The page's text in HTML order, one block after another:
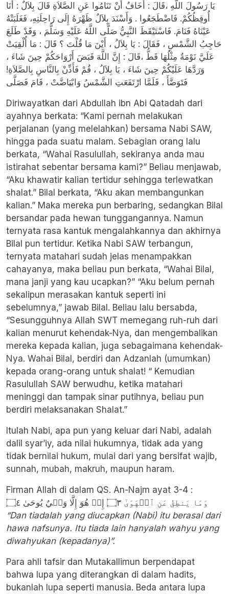
يَا رَسُولَ اللَّهِ ،قَالَ : أَخَافُ أَنْ تَنَامُوا عَنِ الصَّلاَةِ قَالَ بِلاَلٌ : أَنَا
أُوقِظُكُمْ. فَاضْطَجَعُوا . وَأَسْنَدَ بِلاَلٌ ظَهْرَهُ إِلَى رَاحِلَتِهِ، فَغَلَبَتْهُ
عَيْنَاهُ فَنَامَ. فَاسْتَيْقَظَ النَّبِيُّ صَلَّى اللَّهُ عَلَيْهِ وَسَلَّمَ ، وَقَدْ طَلَعَ
حَاجِبُ الشَّمْسِ ، فَقَالَ : يَا بِلاَلُ ، أَيْنَ مَا قُلْتَ ؟ قَالَ : مَا أُلْقِيَتْ
عَلَيَّ نَوْمَةٌ مِثْلُهَا قَطُّ ،قَالَ : إِنَّ اللَّهَ قَبَضَ أَرْوَاحَكُمْ حِينَ شَاءَ ،
وَرَدَّهَا عَلَيْكُمْ حِينَ شَاءَ ، يَا بِلاَلُ ، قُمْ فَأَذِّنْ بِالنَّاسِ بِالصَّلاَةِ!
فَتَوَضَّأَ ، فَلَمَّا ارْتَفَعَتِ الشَّمْسُ وَابْيَاضَّتْ ، قَامَ فَصَلَّى
Diriwayatkan dari Abdullah ibn Abi Qatadah dari
ayahnya berkata: “Kami pernah melakukan
perjalanan (yang melelahkan) bersama Nabi SAW,
hingga pada suatu malam. Sebagian orang lalu
berkata, “Wahai Rasulullah, sekiranya anda mau
istirahat sebentar bersama kami?” Beliau menjawab,
“Aku khawatir kalian tertidur sehingga terlewatkan
shalat.” Bilal berkata, “Aku akan membangunkan
kalian.” Maka mereka pun berbaring, sedangkan Bilal
bersandar pada hewan tunggangannya. Namun
ternyata rasa kantuk mengalahkannya dan akhirnya
Bilal pun tertidur. Ketika Nabi SAW terbangun,
ternyata matahari sudah jelas menampakkan
cahayanya, maka beliau pun berkata, “Wahai Bilal,
mana janji yang kau ucapkan?” “Aku belum pernah
sekalipun merasakan kantuk seperti ini
sebelumnya,” jawab Bilal. Beliau lalu bersabda,
“Sesungguhnya Allah SWT memegang ruh-ruh dari
kalian menurut kehendak-Nya, dan mengembalikan
mereka kepada kalian, juga sebagaimana kehendak-
Nya. Wahai Bilal, berdiri dan Adzanlah (umumkan)
kepada orang-orang untuk shalat! “ Kemudian
Rasulullah SAW berwudhu, ketika matahari
meninggi dan tampak sinar putihnya, beliau pun
berdiri melaksanakan Shalat.”
Itulah Nabi, apa pun yang keluar dari Nabi, adalah
dalil syar’iy, ada nilai hukumnya, tidak ada yang
tidak bernilai hukum, mulai dari yang bersifat wajib,
sunnah, mubah, makruh, maupun haram.
Firman Allah di dalam QS. An-Najm ayat 3-4 :
وَمَا يَنطِقُ عَنِ ٱلۡهَوَىٰٓ ۝٣ إِنۡ هُوَ إِلَّا وَحۡيٌ يُوحَىٰ ۝٤
“Dan tiadalah yang diucapkan (Nabi) itu berasal dari
hawa nafsunya. Itu tiada lain hanyalah wahyu yang
diwahyukan (kepadanya)”.
Para ahli tafsir dan Mutakallimun berpendapat
bahwa lupa yang diterangkan di dalam hadits,
bukanlah lupa seperti manusia. Beda antara lupa